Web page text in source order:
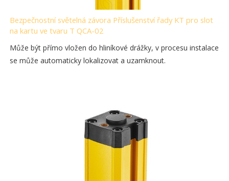
Bezpečnostní světelná závora Příslušenství řady KT pro slot
na kartu ve tvaru T QCA-02
Může být přímo vložen do hliníkové drážky, v procesu instalace
se může automaticky lokalizovat a uzamknout.